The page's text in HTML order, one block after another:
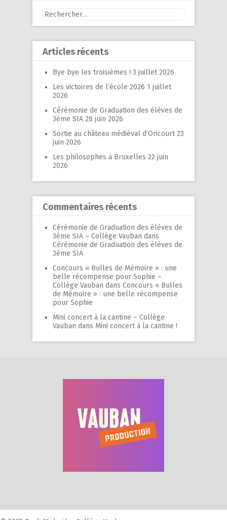
Rechercher :
Articles récents
Bye bye les troisièmes ! 3 juillet 2026
Les victoires de l’école 2026 1 juillet
2026
Cérémonie de Graduation des élèves de
3ème SIA 28 juin 2026
Sortie au château médiéval d’Oricourt 23
juin 2026
Les philosophes à Bruxelles 22 juin
2026
Commentaires récents
Cérémonie de Graduation des élèves de
3ème SIA – Collège Vauban dans
Cérémonie de Graduation des élèves de
3ème SIA
Concours « Bulles de Mémoire » : une
belle récompense pour Sophie –
Collège Vauban dans Concours « Bulles
de Mémoire » : une belle récompense
pour Sophie
Mini concert à la cantine – Collège
Vauban dans Mini concert à la cantine !